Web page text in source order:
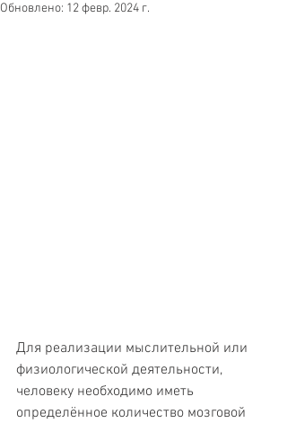
Обновлено: 12 февр. 2024 г.
Для реализации мыслительной или
физиологической деятельности,
человеку необходимо иметь
определённое количество мозговой